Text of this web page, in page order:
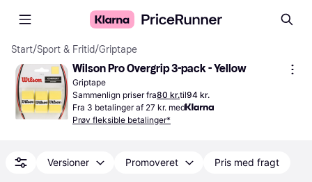
Start/Sport & Fritid/Griptape
Wilson Pro Overgrip 3-pack - Yellow
Griptape
Sammenlign priser fra80 kr.til94 kr.
Fra 3 betalinger af 27 kr. med
Prøv fleksible betalinger*
Versioner Promoveret Pris med fragt